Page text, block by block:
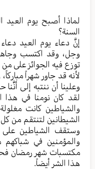
لماذا أصبح يوم العيد
السنة؟
إنَّ دعاء يوم العيد
وجل، وقد اكتسب وجاهة
توزع فيه الجوائز على
لأنه قد جاور شهراً
وعلينا أن ننتبه إلى أنَّنا
لقد كان نومنا في هذا
والشياطين كانت
الشيطانين لتنتقم من
وستقف الشياطين على
والمؤمنين في
مكتسبات شهر رمضان
هذا الشر أيضاً.